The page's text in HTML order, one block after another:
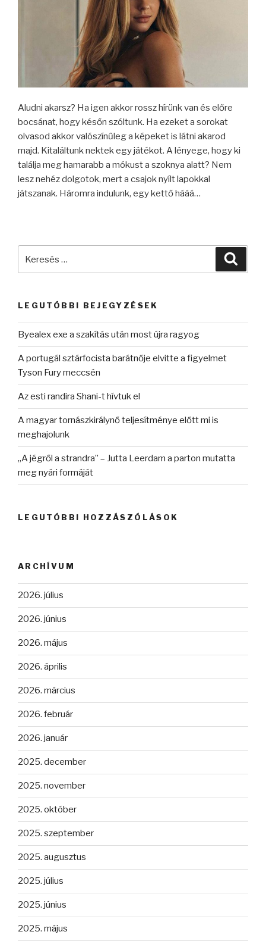
Aludni akarsz? Ha igen akkor rossz hírünk van és előre
bocsánat, hogy későn szóltunk. Ha ezeket a sorokat
olvasod akkor valószínűleg a képeket is látni akarod
majd. Kitaláltunk nektek egy játékot. A lényege, hogy ki
találja meg hamarabb a mókust a szoknya alatt? Nem
lesz nehéz dolgotok, mert a csajok nyílt lapokkal
játszanak. Háromra indulunk, egy kettő hááá…
LEGUTÓBBI BEJEGYZÉSEK
Byealex exe a szakítás után most újra ragyog
A portugál sztárfocista barátnője elvitte a figyelmet
Tyson Fury meccsén
Az esti randira Shani-t hívtuk el
A magyar tornászkirálynő teljesítménye előtt mi is
meghajolunk
„A jégről a strandra” – Jutta Leerdam a parton mutatta
meg nyári formáját
LEGUTÓBBI HOZZÁSZÓLÁSOK
ARCHÍVUM
2026. július
2026. június
2026. május
2026. április
2026. március
2026. február
2026. január
2025. december
2025. november
2025. október
2025. szeptember
2025. augusztus
2025. július
2025. június
2025. május